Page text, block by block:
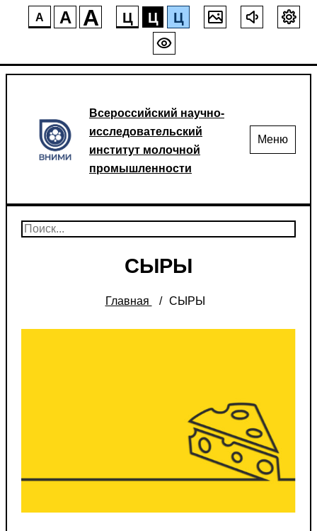
A A A Ц Ц Ц
Всероссийский научно-
исследовательский
институт молочной
промышленности
Меню
СЫРЫ
Главная СЫРЫ